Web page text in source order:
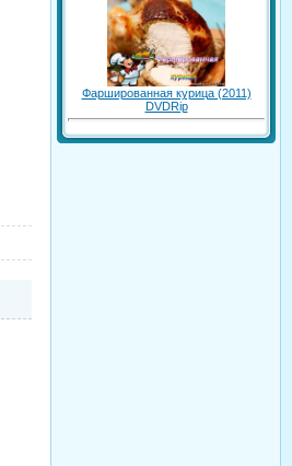
Фаршированная курица (2011)
DVDRip